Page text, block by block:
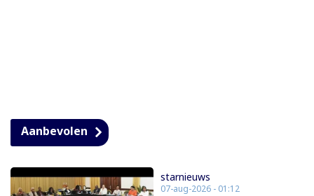
Aanbevolen
starnieuws
07-aug-2026 - 01:12